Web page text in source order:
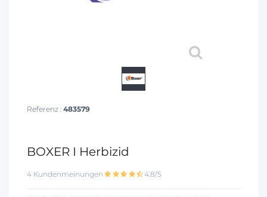
Referenz : 483579
BOXER I Herbizid
4 Kundenmeinungen 4.8/5